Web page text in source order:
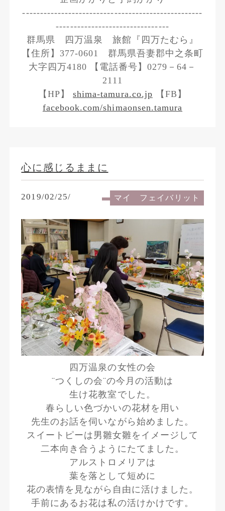
---------------------------------------------------
--------------------------------
群馬県 四万温泉 旅館『四万たむら』
【住所】377-0601 群馬県吾妻郡中之条町
大字四万4180 【電話番号】0279－64－
2111
【HP】shima-tamura.co.jp 【FB】
facebook.com/shimaonsen.tamura
心に感じるままに
2019/02/25/ マイ フェイバリット
四万温泉の女性の会
¨つくしの会¨の今月の活動は
生け花教室でした。
春らしい色づかいの花材を用い
先生のお話を伺いながら始めました。
スイートピーは男雛女雛をイメージして
二本向き合うようにたてました。
アルストロメリアは
葉を落として短めに
花の表情を見ながら自由に活けました。
手前にあるお花は私の活けかけです。